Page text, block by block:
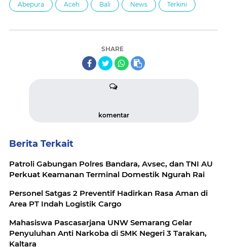
Abepura Aceh Bali News Terkini
SHARE
komentar
Berita Terkait
Patroli Gabungan Polres Bandara, Avsec, dan TNI AU
Perkuat Keamanan Terminal Domestik Ngurah Rai
Personel Satgas 2 Preventif Hadirkan Rasa Aman di
Area PT Indah Logistik Cargo
Mahasiswa Pascasarjana UNW Semarang Gelar
Penyuluhan Anti Narkoba di SMK Negeri 3 Tarakan,
Kaltara